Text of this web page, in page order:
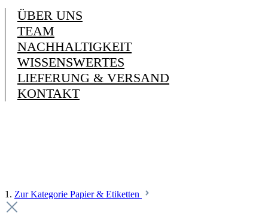
ÜBER UNS
TEAM
NACHHALTIGKEIT
WISSENSWERTES
LIEFERUNG & VERSAND
KONTAKT
1. Zur Kategorie Papier & Etiketten